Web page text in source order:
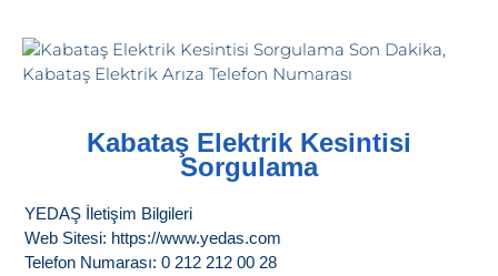
Kabataş Elektrik Kesintisi
Sorgulama
YEDAŞ İletişim Bilgileri
Web Sitesi: https://www.yedas.com
Telefon Numarası: 0 212 212 00 28